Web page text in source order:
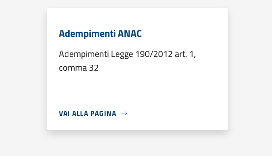
Adempimenti ANAC
Adempimenti Legge 190/2012 art. 1,
comma 32
VAI ALLA PAGINA